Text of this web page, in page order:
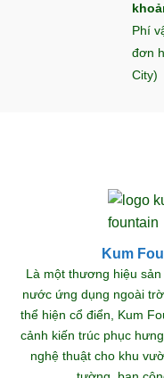
Phí
đơn
City)
Kum
Là một thương hiệu
nước ứng dụng ngoài
thể hiện cổ điển, Kum
cảnh kiến trúc phục
nghệ thuật cho khu